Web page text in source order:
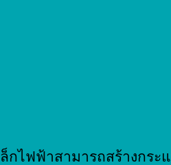
กไฟฟ้าสามารถสร้างก